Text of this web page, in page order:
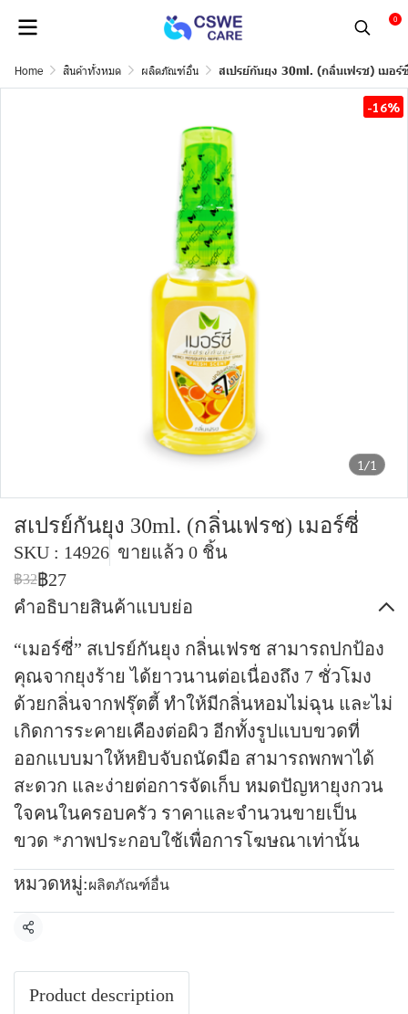
0
Home สินค้าทั้งหมด ผลิตภัณฑ์อื่น สเปรย์กันยุง 30ml. (กลิ่นเฟรช) เมอร์
1/1
-16%
สเปรย์กันยุง 30ml. (กลิ่นเฟรช) เมอร์ซี่
SKU : 14926 ขายแล้ว 0 ชิ้น
฿32฿27
คำอธิบายสินค้าแบบย่อ
“เมอร์ซี่” สเปรย์กันยุง กลิ่นเฟรช สามารถปกป้อง
คุณจากยุงร้าย ได้ยาวนานต่อเนื่องถึง 7 ชั่วโมง
ด้วยกลิ่นจากฟรุ๊ตตี้ ทำให้มีกลิ่นหอมไม่ฉุน และไม่
เกิดการระคายเคืองต่อผิว อีกทั้งรูปแบบขวดที่
ออกแบบมาให้หยิบจับถนัดมือ สามารถพกพาได้
สะดวก และง่ายต่อการจัดเก็บ หมดปัญหายุงกวน
ใจคนในครอบครัว ราคาและจำนวนขายเป็น
ขวด *ภาพประกอบใช้เพื่อการโฆษณาเท่านั้น
หมวดหมู่:ผลิตภัณฑ์อื่น
แชร์
Product description